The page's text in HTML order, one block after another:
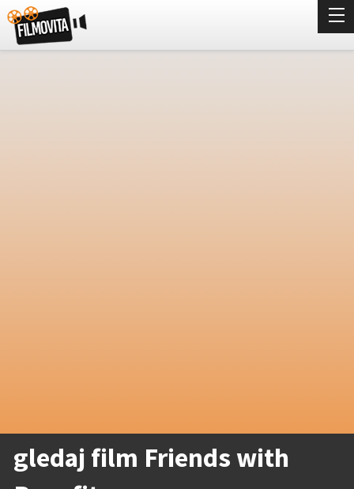
gledaj film Friends with